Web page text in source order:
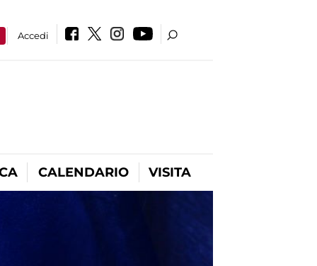
Accedi
CALENDARIO VISITA